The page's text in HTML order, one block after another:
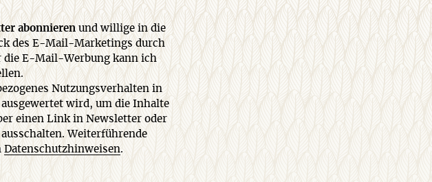
abonnierenund willige in die
des E-Mail-Marketings durch
die E-Mail-Werbung kann ich
Nutzungsverhalten in
wird, um die Inhalte
einen Link in Newsletter oder
Weiterführende
Datenschutzhinweisen.